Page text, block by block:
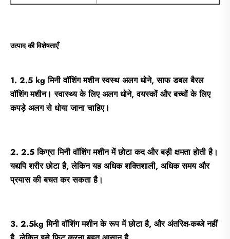
उत्पाद की विशेषताएँ
1. 2.5 kg मिनी वॉशिंग मशीन स्वस्थ अलग धोने, साफ डबल बैरल
वॉशिंग मशीन। स्वास्थ्य के लिए अलग धोने, वयस्कों और बच्चों के लिए
कपड़े अलग से धोया जाना चाहिए।
2. 2.5 किग्रा मिनी वॉशिंग मशीन में छोटा कद और बड़ी क्षमता होती है।
यद्यपि शरीर छोटा है, लेकिन यह अधिक शक्तिशाली, अधिक समय और
प्रयास की बचत कर सकता है।
3. 2.5kg मिनी वॉशिंग मशीन के रूप में छोटा है, और अंतरिक्ष-कब्जे नहीं